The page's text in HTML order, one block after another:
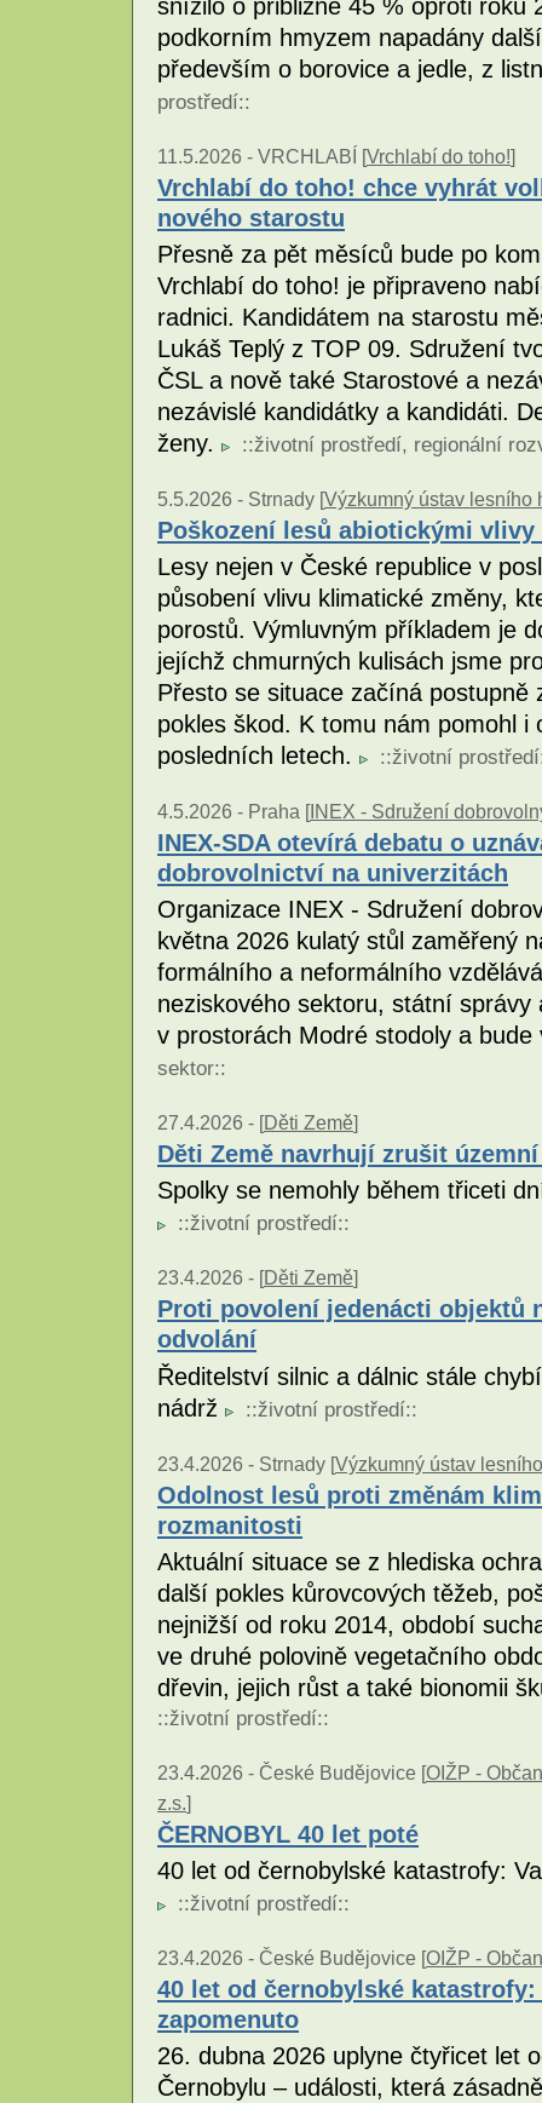
snížilo o přibližně 45 % oproti roku
podkorním hmyzem napadány
především o borovice a jedle, z
prostředí::
11.5.2026 - VRCHLABÍ [Vrchlabí do toho!]
Vrchlabí do toho! chce vyhrát
nového starostu
Přesně za pět měsíců bude po
Vrchlabí do toho! je připraveno
radnici. Kandidátem na starostu
Lukáš Teplý z TOP 09. Sdružení
ČSL a nově také Starostové a
nezávislé kandidátky a kandidáti.
ženy.
::životní prostředí, regionální
5.5.2026 - Strnady [Výzkumný ústav lesního
Poškození lesů abiotickými
Lesy nejen v České republice v
působení vlivu klimatické změny,
porostů. Výmluvným příkladem je
jejíchž chmurných kulisách jsme
Přesto se situace začíná
pokles škod. K tomu nám pomohl
posledních letech.
::životní prostředí
4.5.2026 - Praha [INEX - Sdružení
INEX-SDA otevírá debatu o
dobrovolnictví na univerzitách
Organizace INEX - Sdružení
května 2026 kulatý stůl zaměřený
formálního a neformálního
neziskového sektoru, státní
v prostorách Modré stodoly a
sektor::
27.4.2026 - [Děti Země]
Děti Země navrhují zrušit
Spolky se nemohly během třiceti
::životní prostředí::
23.4.2026 - [Děti Země]
Proti povolení jedenácti objektů
odvolání
Ředitelství silnic a dálnic stále
nádrž
::životní prostředí::
23.4.2026 - Strnady [Výzkumný ústav
Odolnost lesů proti změnám
rozmanitosti
Aktuální situace se z hlediska
další pokles kůrovcových těžeb,
nejnižší od roku 2014, období
ve druhé polovině vegetačního
dřevin, jejich růst a také bionomii
::životní prostředí::
23.4.2026 - České Budějovice [OIŽP -
z.s. ]
ČERNOBYL 40 let poté
40 let od černobylské katastrofy:
::životní prostředí::
23.4.2026 - České Budějovice [OIŽP -
40 let od černobylské
zapomenuto
26. dubna 2026 uplyne čtyřicet let
Černobylu – události, která